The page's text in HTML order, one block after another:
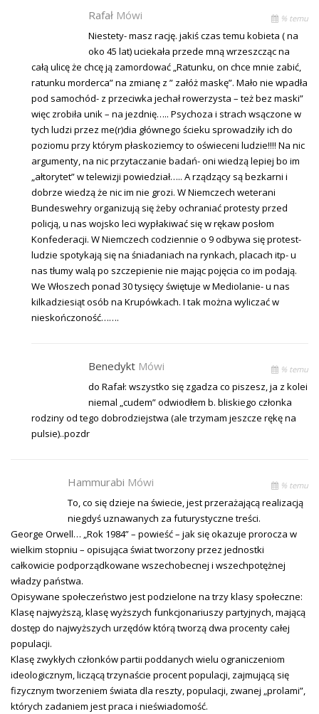
Rafał Mówi % temu
Niestety- masz rację. jakiś czas temu kobieta ( na
oko 45 lat) uciekała przede mną wrzeszcząc na
całą ulicę że chcę ją zamordować „Ratunku, on chce mnie zabić,
ratunku morderca” na zmianę z ” załóż maskę”. Mało nie wpadła
pod samochód- z przeciwka jechał rowerzysta – też bez maski”
więc zrobiła unik – na jezdnię….. Psychoza i strach wsączone w
tych ludzi przez me(r)dia głównego ścieku sprowadziły ich do
poziomu przy którym płaskoziemcy to oświeceni ludzie!!!! Na nic
argumenty, na nic przytaczanie badań- oni wiedzą lepiej bo im
„ałtorytet” w telewizji powiedział….. A rządzący są bezkarni i
dobrze wiedzą że nic im nie grozi. W Niemczech weterani
Bundeswehry organizują się żeby ochraniać protesty przed
policją, u nas wojsko leci wypłakiwać się w rękaw posłom
Konfederacji. W Niemczech codziennie o 9 odbywa się protest-
ludzie spotykają się na śniadaniach na rynkach, placach itp- u
nas tłumy walą po szczepienie nie mając pojęcia co im podają.
We Włoszech ponad 30 tysięcy świętuje w Mediolanie- u nas
kilkadziesiąt osób na Krupówkach. I tak można wyliczać w
nieskończoność…….
Benedykt Mówi % temu
do Rafał: wszystko się zgadza co piszesz, ja z kolei
niemal „cudem” odwiodłem b. bliskiego członka
rodziny od tego dobrodziejstwa (ale trzymam jeszcze rękę na
pulsie)..pozdr
Hammurabi Mówi % temu
To, co się dzieje na świecie, jest przerażającą realizacją
niegdyś uznawanych za futurystyczne treści.
George Orwell… „Rok 1984” – powieść – jak się okazuje prorocza w
wielkim stopniu – opisująca świat tworzony przez jednostki
całkowicie podporządkowane wszechobecnej i wszechpotężnej
władzy państwa.
Opisywane społeczeństwo jest podzielone na trzy klasy społeczne:
Klasę najwyższą, klasę wyższych funkcjonariuszy partyjnych, mającą
dostęp do najwyższych urzędów którą tworzą dwa procenty całej
populacji.
Klasę zwykłych członków partii poddanych wielu ograniczeniom
ideologicznym, liczącą trzynaście procent populacji, zajmującą się
fizycznym tworzeniem świata dla reszty, populacji, zwanej „prolami”,
których zadaniem jest praca i nieświadomość.